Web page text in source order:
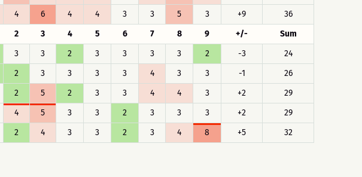
4 6 4 4 3 3 5 3 +9
36
2 3 4 5 6 7 8 9 +/-
Sum
3 3 2 3 3 3 3 2 -3
24
2 3 3 3 3 4 3 3 -1
26
2 5 2 3 3 4 4 3 +2
29
4 5 3 3 2 3 3 3 +2
29
2 4 3 3 2 3 4 8 +5 32